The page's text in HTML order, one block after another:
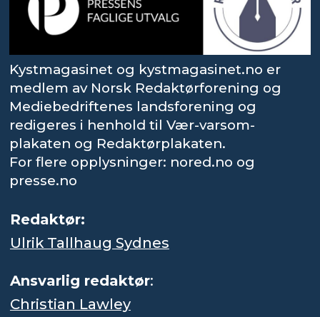
Kystmagasinet og kystmagasinet.no er
medlem av Norsk Redaktørforening og
Mediebedriftenes landsforening og
redigeres i henhold til Vær-varsom-
plakaten og Redaktørplakaten.
For flere opplysninger: nored.no og
presse.no
Redaktør:
Ulrik Tallhaug Sydnes
Ansvarlig redaktør:
Christian Lawley